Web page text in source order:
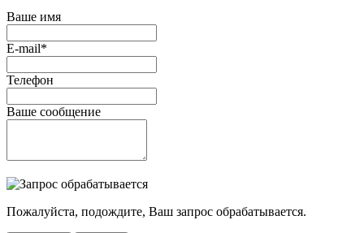
Ваше имя
E-mail*
Телефон
Ваше сообщение
Пожалуйста, подождите, Ваш запрос обрабатывается.